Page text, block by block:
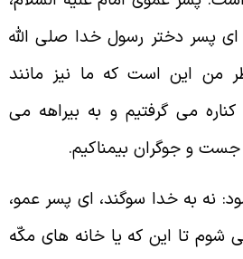
دختر رسول خدا صلى الله
من اين است كه ما نيز مانند
مى گرفتيم و به بيراهه مى
و جوگران بيمناكيم.
نه به خدا سوگند، اى پسر عمو،
شوم تا اين كه يا خانه هاى مكّه